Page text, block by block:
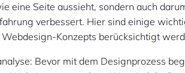
eine Seite aussieht, sondern auch
verbessert. Hier sind einige
Konzepts berücksichtigt
Bevor mit dem Designprozess